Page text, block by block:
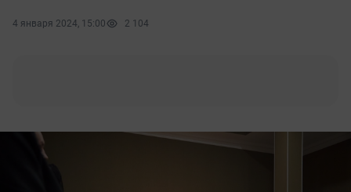
4 января 2024, 15:00 2 104